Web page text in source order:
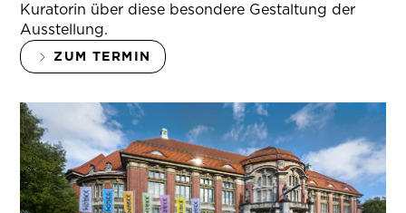
Kuratorin über diese besondere Gestaltung der
Ausstellung.
ZUM TERMIN